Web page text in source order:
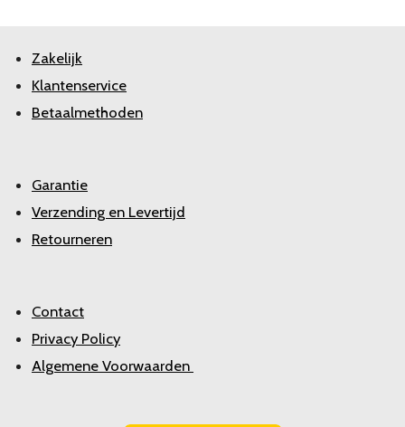
Zakelijk
Klantenservice
Betaalmethoden
Garantie
Verzending en Levertijd
Retourneren
Contact
Privacy Policy
Algemene Voorwaarden